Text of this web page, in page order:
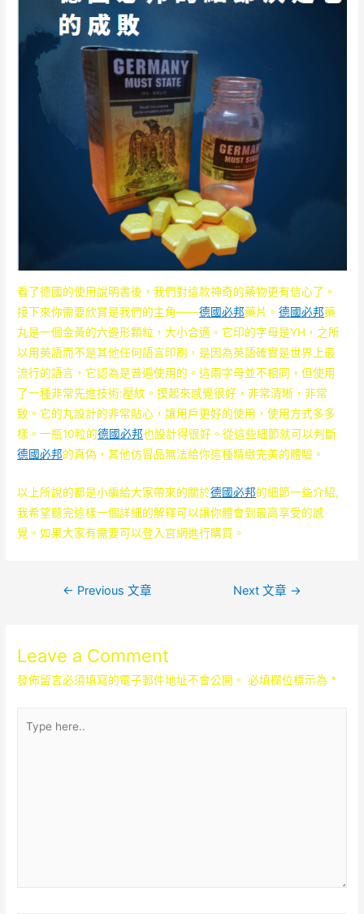
看了德國的使用說明書後，我們對這款神奇的藥物更有信心了。
接下來你需要欣賞是我們的主角——德國必邦藥片。德國必邦藥
丸是一個金黃的六邊形顆粒，大小合適。它印的字母是YH，之所
以用英語而不是其他任何語言印刷，是因為英語確實是世界上最
流行的語言，它認為是普遍使用的。這兩字母並不相同，但使用
了一種非常先進技術:壓紋。摸起來感覺很好，非常清晰，非常
致。它的丸設計的非常貼心，讓用戶更好的使用，使用方式多多
樣。一瓶10粒的德國必邦也設計得很好。從這些細節就可以判斷
德國必邦的真偽，其他仿冒品無法給你這種精緻完美的體驗。
以上所說的都是小編給大家帶來的關於德國必邦的細節一些介紹,
我希望聽完這樣一個詳細的解釋可以讓你體會到最高享受的感
覺。如果大家有需要可以登入官網進行購買。
覽
← Previous 文章 Next 文章 →
Leave a Comment
發佈留言必須填寫的電子郵件地址不會公開。 必填欄位標示為 *
here..